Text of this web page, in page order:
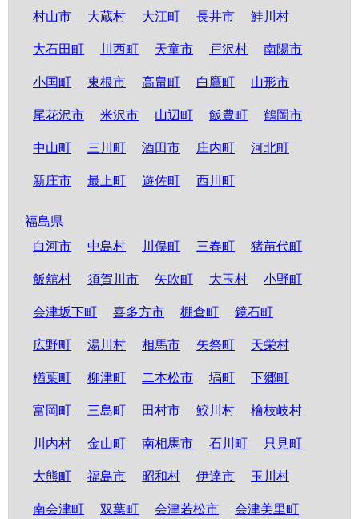
村山市 大蔵村 大江町 長井市 鮭川村
大石田町 川西町 天童市 戸沢村 南陽市
小国町 東根市 高畠町 白鷹町 山形市
尾花沢市 米沢市 山辺町 飯豊町 鶴岡市
中山町 三川町 酒田市 庄内町 河北町
新庄市 最上町 遊佐町 西川町
福島県
白河市
中島村 川俣町 三春町 猪苗代町
飯舘村 須賀川市 矢吹町 大玉村 小野町
会津坂下町 喜多方市 棚倉町 鏡石町
広野町 湯川村 相馬市 矢祭町 天栄村
楢葉町 柳津町 二本松市 塙町 下郷町
富岡町 三島町 田村市 鮫川村 檜枝岐村
川内村 金山町 南相馬市 石川町 只見町
大熊町 福島市 昭和村 伊達市 玉川村
南会津町 双葉町 会津若松市 会津美里町